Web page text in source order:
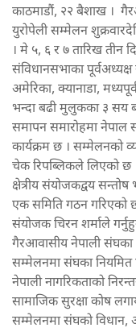
काठमाडौं, २२ बैशाख ।
युरोपेली सम्मेलन
। मे ५, ६ र ७ तारिख तीन
संविधानसभाका
अमेरिका, क्यानाडा,
भन्दा बढी मुलुकका ३ सय
समापन समारोहमा नेपाल
कार्यक्रम छ । सम्मेलनको
चेक रिपब्लिकले लिएको छ
क्षेत्रीय संयोजकद्वय
एक समिति गठन गरिएको
संयोजक चिरन शर्माले
गैरआवासीय नेपाली संघका
सम्मेलनमा संघका नियमित
नेपाली नागरिकताको
सामाजिक सुरक्षा कोष
सम्मेलनमा संघको विधान,